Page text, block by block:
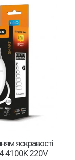
яскравості
4100K 220V